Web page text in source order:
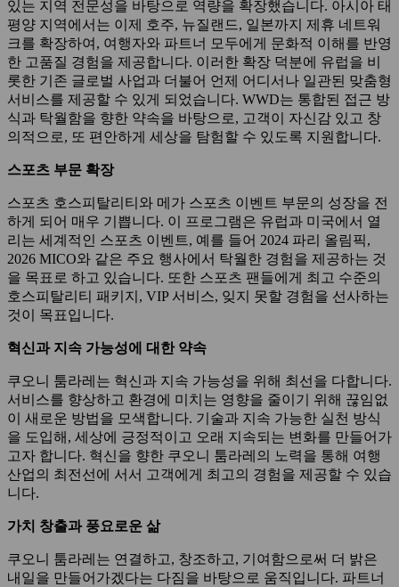
있는 지역 전문성을 바탕으로 역량을 확장했습니다. 아시아 태
평양 지역에서는 이제 호주, 뉴질랜드, 일본까지 제휴 네트워
크를 확장하여, 여행자와 파트너 모두에게 문화적 이해를 반영
한 고품질 경험을 제공합니다. 이러한 확장 덕분에 유럽을 비
롯한 기존 글로벌 사업과 더불어 언제 어디서나 일관된 맞춤형
서비스를 제공할 수 있게 되었습니다. WWD는 통합된 접근 방
식과 탁월함을 향한 약속을 바탕으로, 고객이 자신감 있고 창
의적으로, 또 편안하게 세상을 탐험할 수 있도록 지원합니다.
스포츠 부문 확장
스포츠 호스피탈리티와 메가 스포츠 이벤트 부문의 성장을 전
하게 되어 매우 기쁩니다. 이 프로그램은 유럽과 미국에서 열
리는 세계적인 스포츠 이벤트, 예를 들어 2024 파리 올림픽,
2026 MICO와 같은 주요 행사에서 탁월한 경험을 제공하는 것
을 목표로 하고 있습니다. 또한 스포츠 팬들에게 최고 수준의
호스피탈리티 패키지, VIP 서비스, 잊지 못할 경험을 선사하는
것이 목표입니다.
혁신과 지속 가능성에 대한 약속
쿠오니 툼라레는 혁신과 지속 가능성을 위해 최선을 다합니다.
서비스를 향상하고 환경에 미치는 영향을 줄이기 위해 끊임없
이 새로운 방법을 모색합니다. 기술과 지속 가능한 실천 방식
을 도입해, 세상에 긍정적이고 오래 지속되는 변화를 만들어가
고자 합니다. 혁신을 향한 쿠오니 툼라레의 노력을 통해 여행
산업의 최전선에 서서 고객에게 최고의 경험을 제공할 수 있습
니다.
가치 창출과 풍요로운 삶
쿠오니 툼라레는 연결하고, 창조하고, 기여함으로써 더 밝은
내일을 만들어가겠다는 다짐을 바탕으로 움직입니다. 파트너